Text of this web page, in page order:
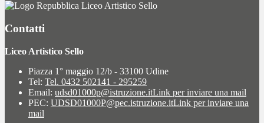
Liceo Artistico Sello
Contatti
Liceo Artistico Sello
Piazza 1° maggio 12/b - 33100 Udine
Tel: Tel. 0432 502141 - 295259
Email: udsd01000p@istruzione.itLink per inviare una mail
PEC: UDSD01000P@pec.istruzione.itLink per inviare una
mail